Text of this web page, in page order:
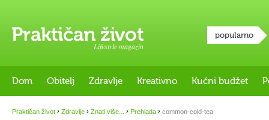
Lifestyle magazin
popularno
Dom Obitelj Zdravlje Kreativno Kućni budžet
Praktičan život › Zdravlje › Znati više... › Prehlada › common-cold-tea